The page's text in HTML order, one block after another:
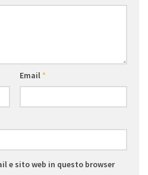
Email*
e sito web in questo browser